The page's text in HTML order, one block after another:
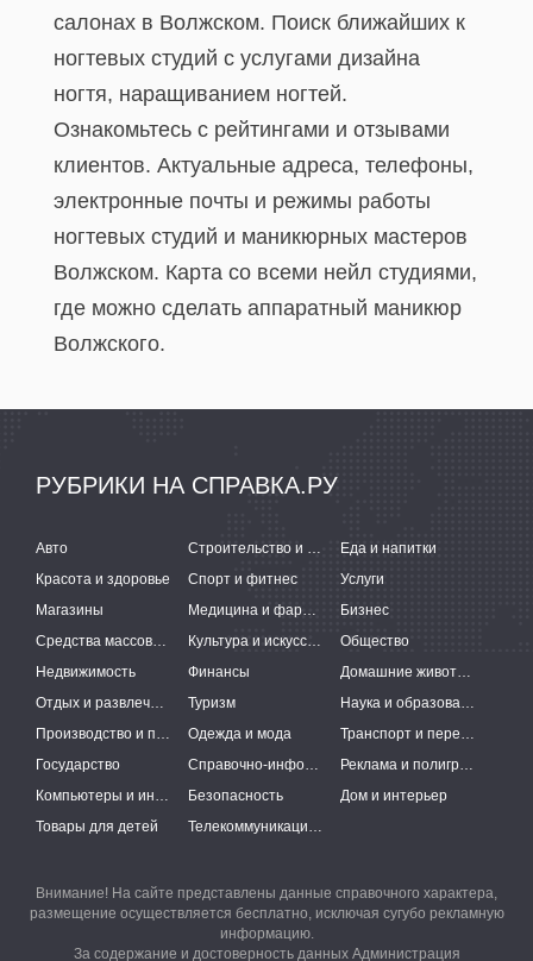
салонах в Волжском. Поиск ближайших к
ногтевых студий с услугами дизайна
ногтя, наращиванием ногтей.
Ознакомьтесь с рейтингами и отзывами
клиентов. Актуальные адреса, телефоны,
электронные почты и режимы работы
ногтевых студий и маникюрных мастеров
Волжском. Карта со всеми нейл студиями,
где можно сделать аппаратный маникюр
Волжского.
РУБРИКИ НА СПРАВКА.РУ
Авто Строительство и ремонт
Еда и напитки
Красота и здоровье
Спорт и фитнес
Услуги
Магазины
Медицина и фармацевтика
Бизнес
Средства массовой информации
Культура и искусство
Общество
Недвижимость
Финансы
Домашние животные
Отдых и развлечения
Туризм
Наука и образование
Производство и поставки
Одежда и мода
Транспорт и перевозки
Государство
Справочно-информационные системы
Реклама и полиграфия
Компьютеры и интернет
Безопасность
Дом и интерьер
Товары для детей
Телекоммуникации и связь
Внимание! На сайте представлены данные справочного характера,
размещение осуществляется бесплатно, исключая сугубо рекламную
информацию.
За содержание и достоверность данных Администрация